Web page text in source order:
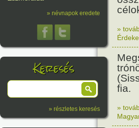
» névnapok eredete
Keresés
» részletes keresés
»
fia.
»